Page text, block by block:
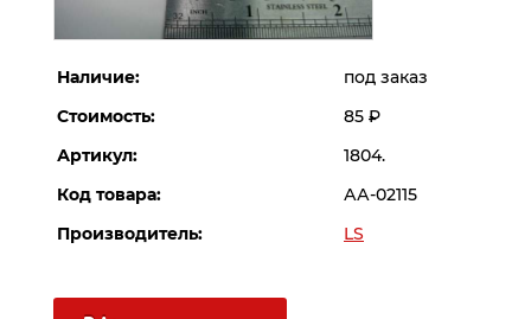
Наличие:
под заказ
Стоимость:
85 Р
Артикул:
1804.
Код товара:
АА-02115
Производитель:
LS